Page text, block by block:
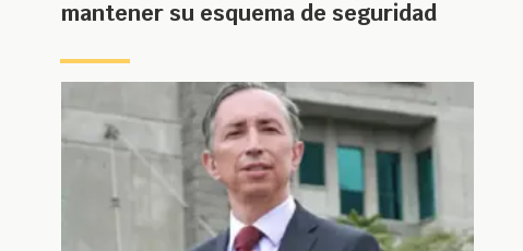
mantener su esquema de seguridad